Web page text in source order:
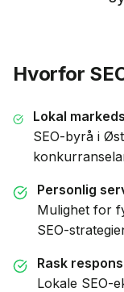
Hvorfor
Lokal
SEO-byrå i
Personlig
Mulighet for
SEO-
Rask respons
Lokale SEO-